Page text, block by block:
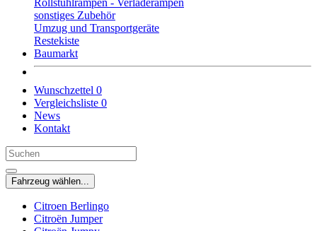
sonstiges Zubehör
Umzug und Transportgeräte
Restekiste
Baumarkt
Wunschzettel 0
Vergleichsliste 0
News
Kontakt
Fahrzeug wählen...
Citroen Berlingo
Citroën Jumper